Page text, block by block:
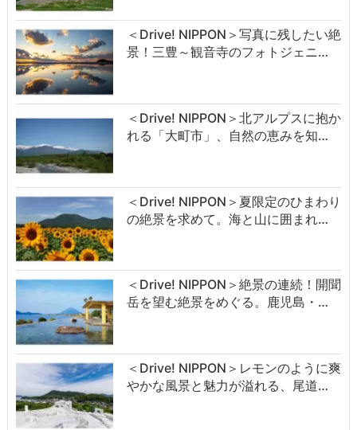
＜Drive! NIPPON＞写真に残したい絶
景！三豊～観音寺のフォトジェニ…
＜Drive! NIPPON＞北アルプスに抱か
れる「大町市」、自然の恵みを知…
＜Drive! NIPPON＞夏限定のひまわり
の絶景を求めて。海と山に囲まれ…
＜Drive! NIPPON＞絶景の連続！開聞
岳を望む絶景をめぐる。鹿児島・…
＜Drive! NIPPON＞レモンのように爽
やかな風景と魅力が溢れる、尾道…